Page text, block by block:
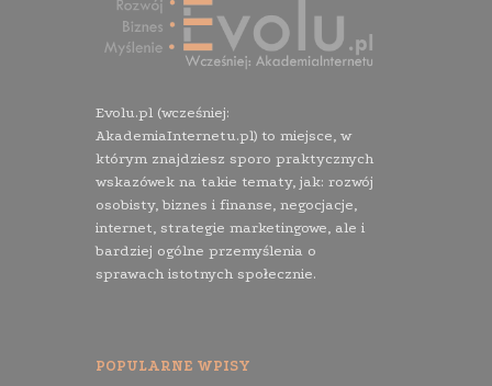
Evolu.pl (wcześniej:
AkademiaInternetu.pl) to miejsce, w
którym znajdziesz sporo praktycznych
wskazówek na takie tematy, jak: rozwój
osobisty, biznes i finanse, negocjacje,
internet, strategie marketingowe, ale i
bardziej ogólne przemyślenia o
sprawach istotnych społecznie.
POPULARNE WPISY